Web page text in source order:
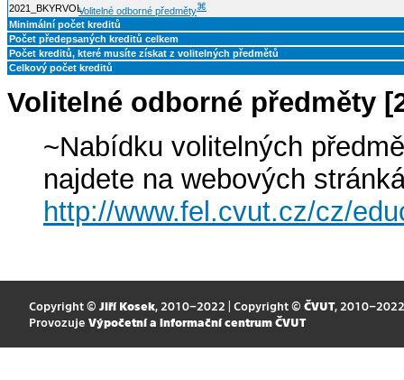
2021_BKYRVOLVolitelné odborné předměty⌘
Minimální počet kreditů
Počet předepsaných kreditů celkem
Počet kreditů, které musíte získat z volitelných předmětů
Celkový počet kreditů
Volitelné odborné předměty
~Nabídku volitelných
najdete na webových
http://www.fel.cvut.cz/cz/
Copyright © Jiří Kosek, 2010–2022 | Copyright © ČVUT, 2010–2022
Provozuje Výpočetní a informační centrum ČVUT